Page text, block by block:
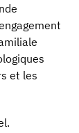
et les